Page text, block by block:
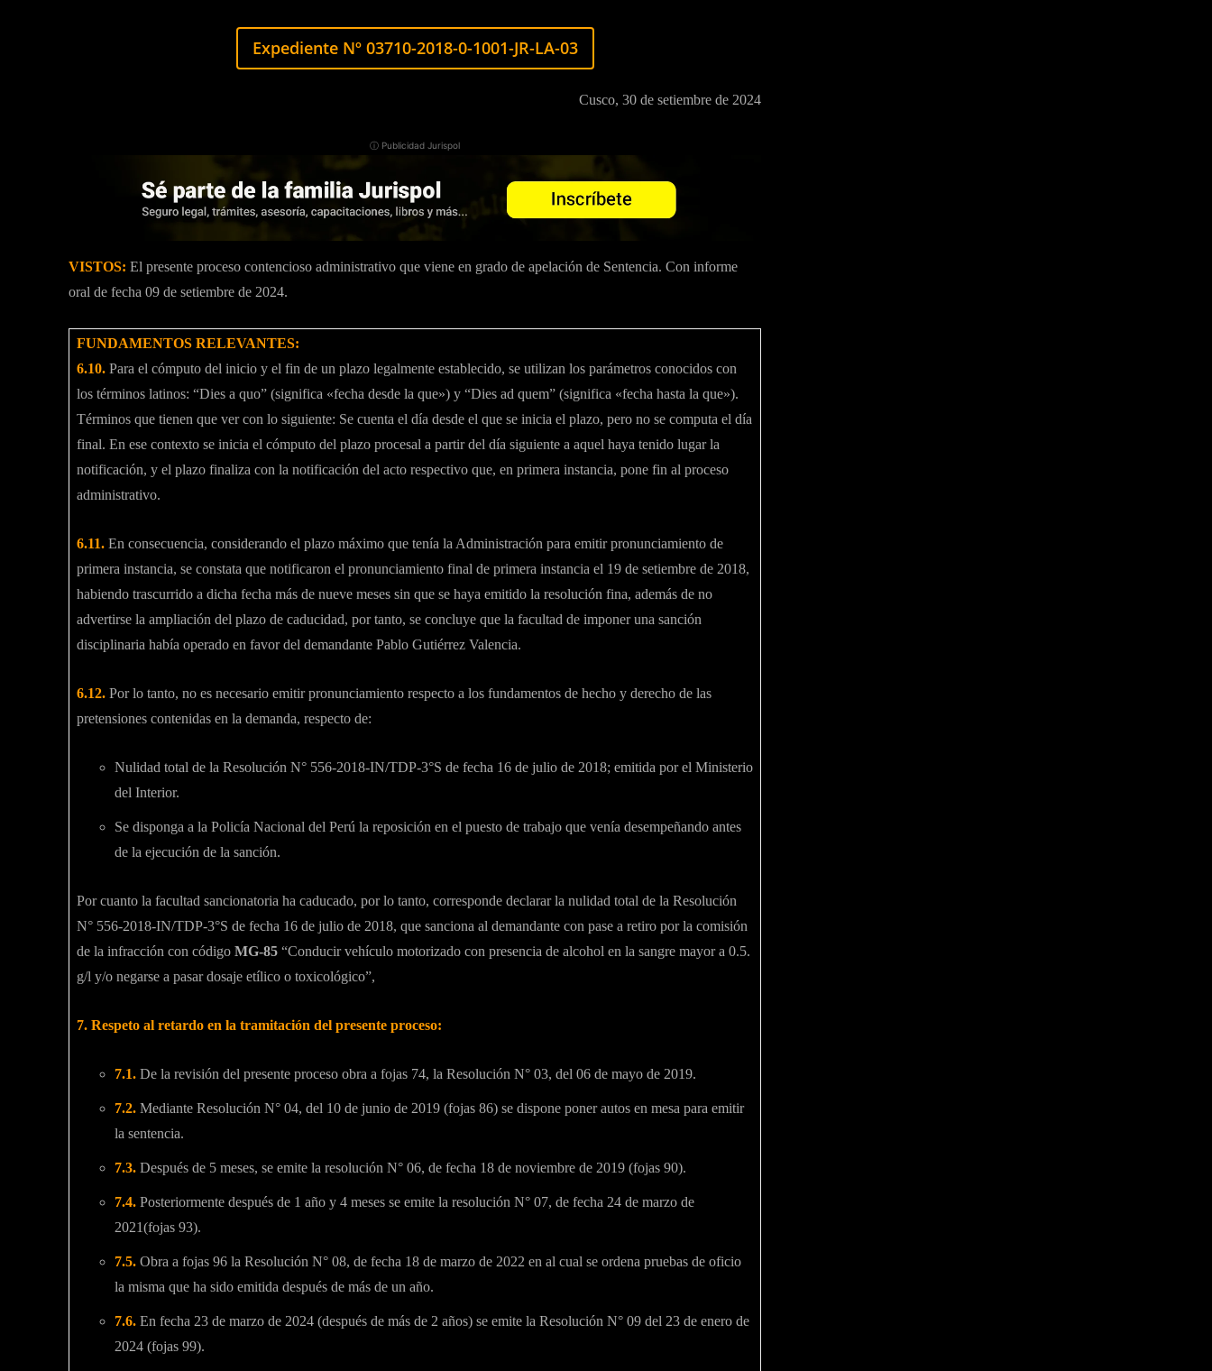
Expediente Nº 03710-2018-0-1001-JR-LA-03
Cusco, 30 de setiembre de 2024
ⓘ Publicidad Jurispol
VISTOS: El presente proceso contencioso administrativo que viene en grado de apelación de Sentencia. Con informe
oral de fecha 09 de setiembre de 2024.
FUNDAMENTOS RELEVANTES:
6.10. Para el cómputo del inicio y el fin de un plazo legalmente establecido, se utilizan los parámetros conocidos con
los términos latinos: “Dies a quo” (significa «fecha desde la que») y “Dies ad quem” (significa «fecha hasta la que»).
Términos que tienen que ver con lo siguiente: Se cuenta el día desde el que se inicia el plazo, pero no se computa el día
final. En ese contexto se inicia el cómputo del plazo procesal a partir del día siguiente a aquel haya tenido lugar la
notificación, y el plazo finaliza con la notificación del acto respectivo que, en primera instancia, pone fin al proceso
administrativo.
6.11. En consecuencia, considerando el plazo máximo que tenía la Administración para emitir pronunciamiento de
primera instancia, se constata que notificaron el pronunciamiento final de primera instancia el 19 de setiembre de 2018,
habiendo trascurrido a dicha fecha más de nueve meses sin que se haya emitido la resolución fina, además de no
advertirse la ampliación del plazo de caducidad, por tanto, se concluye que la facultad de imponer una sanción
disciplinaria había operado en favor del demandante Pablo Gutiérrez Valencia.
6.12. Por lo tanto, no es necesario emitir pronunciamiento respecto a los fundamentos de hecho y derecho de las
pretensiones contenidas en la demanda, respecto de:
Nulidad total de la Resolución N° 556-2018-IN/TDP-3°S de fecha 16 de julio de 2018; emitida por el Ministerio
del Interior.
Se disponga a la Policía Nacional del Perú la reposición en el puesto de trabajo que venía desempeñando antes
de la ejecución de la sanción.
Por cuanto la facultad sancionatoria ha caducado, por lo tanto, corresponde declarar la nulidad total de la Resolución
N° 556-2018-IN/TDP-3°S de fecha 16 de julio de 2018, que sanciona al demandante con pase a retiro por la comisión
de la infracción con código MG-85 “Conducir vehículo motorizado con presencia de alcohol en la sangre mayor a 0.5.
g/l y/o negarse a pasar dosaje etílico o toxicológico”,
7. Respeto al retardo en la tramitación del presente proceso:
7.1. De la revisión del presente proceso obra a fojas 74, la Resolución N° 03, del 06 de mayo de 2019.
7.2. Mediante Resolución N° 04, del 10 de junio de 2019 (fojas 86) se dispone poner autos en mesa para emitir
la sentencia.
7.3. Después de 5 meses, se emite la resolución N° 06, de fecha 18 de noviembre de 2019 (fojas 90).
7.4. Posteriormente después de 1 año y 4 meses se emite la resolución N° 07, de fecha 24 de marzo de
2021(fojas 93).
7.5. Obra a fojas 96 la Resolución N° 08, de fecha 18 de marzo de 2022 en al cual se ordena pruebas de oficio
la misma que ha sido emitida después de más de un año.
7.6. En fecha 23 de marzo de 2024 (después de más de 2 años) se emite la Resolución N° 09 del 23 de enero de
2024 (fojas 99).